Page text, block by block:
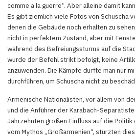
comme a la guerre“. Aber alleine damit
Es gibt ziemlich viele Fotos von Schuscha
denen die Gebäude noch erhalten zu
nicht in perfektem Zustand, aber mit
während des Befreiungssturms auf die
wurde der Befehl strikt befolgt, keine
anzuwenden. Die Kämpfe durfte man nur
durchführen, um Schuscha nicht zu
Armenische Nationalisten, vor allem von
und die Anführer der Karabach-
Jahrzehnten großen Einfluss auf die
vom Mythos „Großarmenien“, stürzten